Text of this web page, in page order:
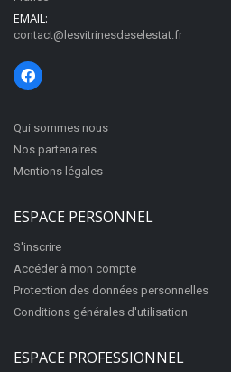
EMAIL:
contact@lesvitrinesdeselestat.fr
Qui sommes nous
Nos partenaires
Mentions légales
ESPACE PERSONNEL
S'inscrire
Accéder à mon compte
Protection des données personnelles
Conditions générales d'utilisation
ESPACE PROFESSIONNEL